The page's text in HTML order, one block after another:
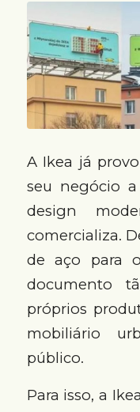
A Ikea já
seu negócio
design
comercializa.
de aço para
documento
próprios
mobiliário
público.
Para isso, a